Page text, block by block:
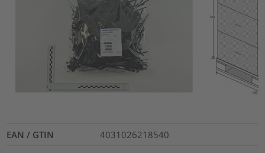
EAN / GTIN
4031026218540